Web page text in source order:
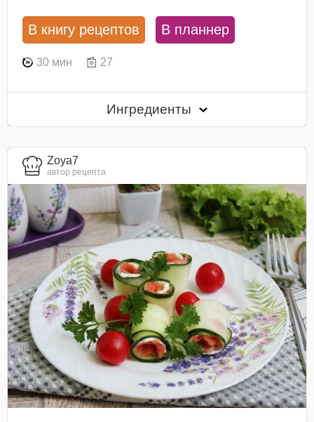
В книгу рецептов В планнер
30 мин 27
Ингредиенты
Zoya7
автор рецепта